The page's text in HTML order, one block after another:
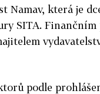
Namav, která je
SITA.
podle